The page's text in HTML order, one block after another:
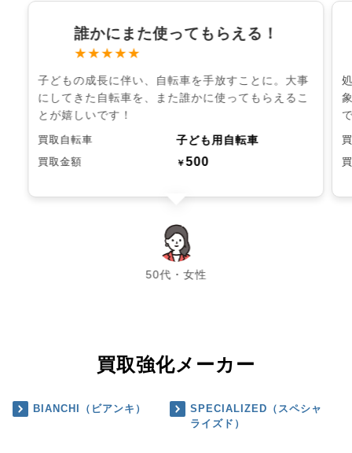
誰かにまた使ってもらえる！
★★★★★
子どもの成長に伴い、自転車を手放すことに。大事
にしてきた自転車を、また誰かに使ってもらえるこ
とが嬉しいです！
買取自転車 子ども用自転車
買取金額 ￥500
50代・女性
chevron_left chevron_right
買取強化メーカー
BIANCHI（ビアンキ）
SPECIALIZED（スペシャ
ライズド）